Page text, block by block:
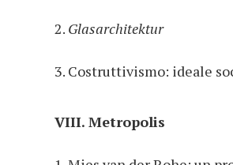
2. Glasarchitektur
3. Costruttivismo: ideale
VIII. Metropolis